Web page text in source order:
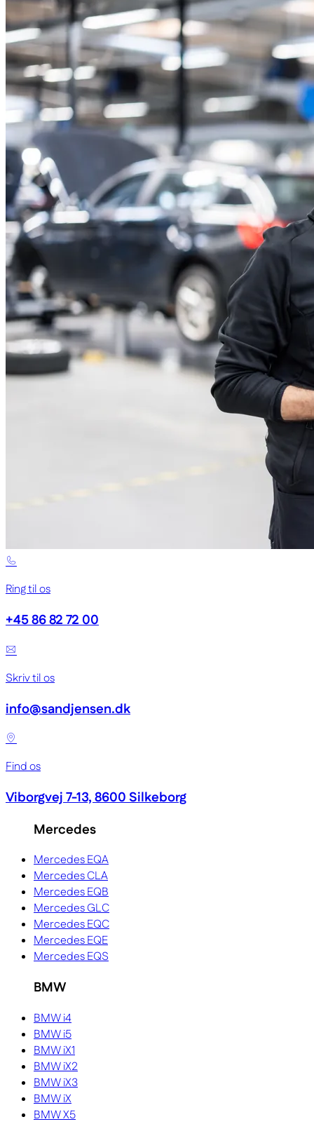
Ring til os
+45 86 82 72 00
Skriv til os
info@sandjensen.dk
Find os
Viborgvej 7-13, 8600 Silkeborg
Mercedes
Mercedes EQA
Mercedes CLA
Mercedes EQB
Mercedes GLC
Mercedes EQC
Mercedes EQE
Mercedes EQS
BMW
BMW i4
BMW i5
BMW iX1
BMW iX2
BMW iX3
BMW iX
BMW X5